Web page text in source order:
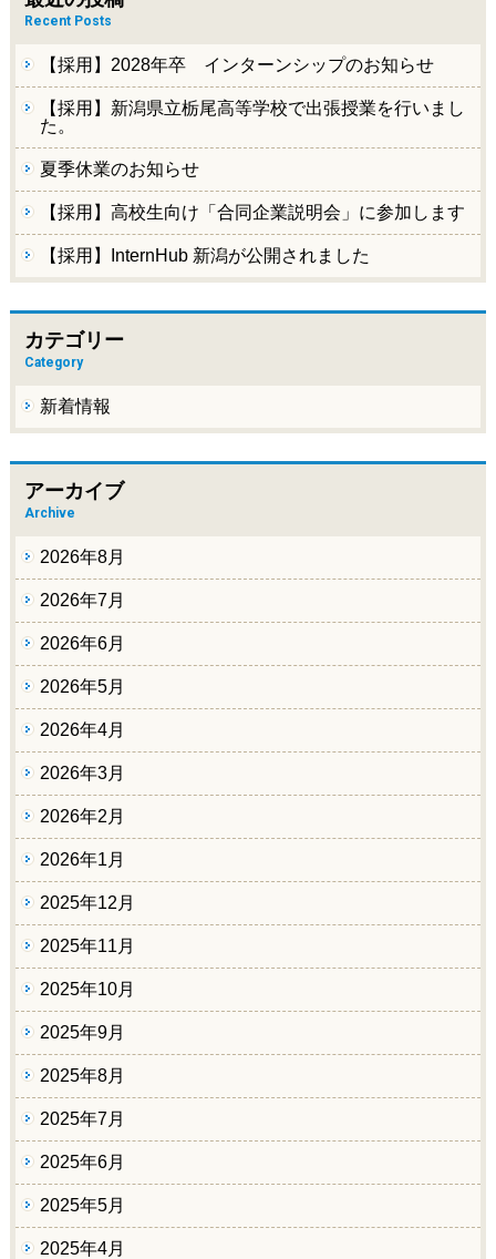
Recent Posts
【採用】2028年卒 インターンシップのお知らせ
【採用】新潟県立栃尾高等学校で出張授業を行いまし
た。
夏季休業のお知らせ
【採用】高校生向け「合同企業説明会」に参加します
【採用】InternHub 新潟が公開されました
カテゴリー
Category
新着情報
アーカイブ
Archive
2026年8月
2026年7月
2026年6月
2026年5月
2026年4月
2026年3月
2026年2月
2026年1月
2025年12月
2025年11月
2025年10月
2025年9月
2025年8月
2025年7月
2025年6月
2025年5月
2025年4月